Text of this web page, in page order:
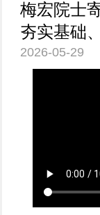
梅宏院士
夯实基础
2026-05-29